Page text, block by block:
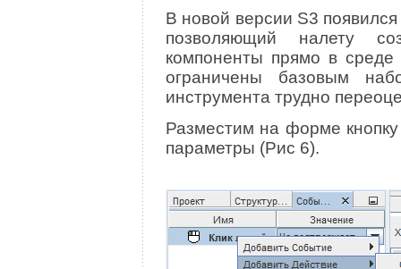
В новой версии S3
позволяющий налету
компоненты прямо в среде
ограничены базовым
инструмента трудно
Разместим на форме
параметры (Рис 6).